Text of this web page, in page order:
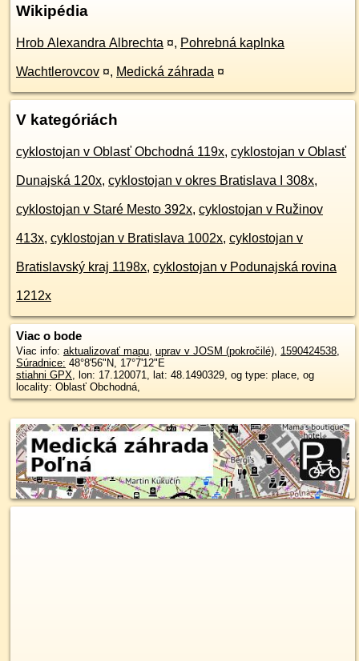
Wikipédia
Hrob Alexandra Albrechta ¤, Pohrebná kaplnka
Wachtlerovcov ¤, Medická záhrada ¤
V kategóriách
cyklostojan v Oblasť Obchodná 119x, cyklostojan v Oblasť
Dunajská 120x, cyklostojan v okres Bratislava I 308x,
cyklostojan v Staré Mesto 392x, cyklostojan v Ružinov
413x, cyklostojan v Bratislava 1002x, cyklostojan v
Bratislavský kraj 1198x, cyklostojan v Podunajská rovina
1212x
Viac o bode
Viac info: aktualizovať mapu, uprav v JOSM (pokročilé), 1590424538,
Súradnice: 48°8'56"N, 17°7'12"E
stiahni GPX, lon: 17.120071, lat: 48.1490329, og type: place, og
locality: Oblasť Obchodná,